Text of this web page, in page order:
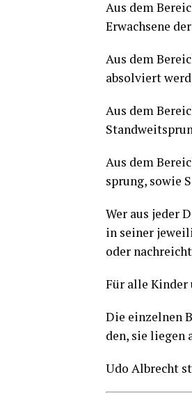
Aus dem
Erwach­se­ne
Aus dem
absol­viert
Aus dem
Aus dem
sprung, sowie
Wer aus jeder
in sei­ner
oder
Für alle Kin­der
Die ein­zel­nen
den, sie lie­gen
Udo Albrecht